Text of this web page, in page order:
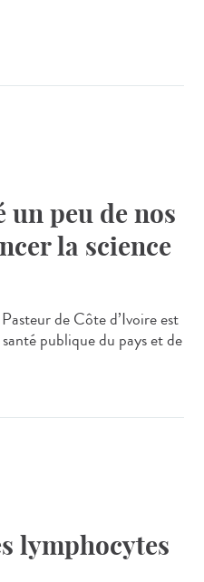
un peu de nos
la science
de Côte d’Ivoire est
publique du pays et de
lymphocytes